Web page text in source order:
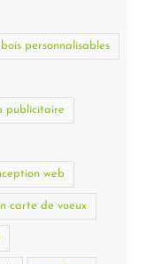
personnalisables
publicitaire
web
carte de voeux